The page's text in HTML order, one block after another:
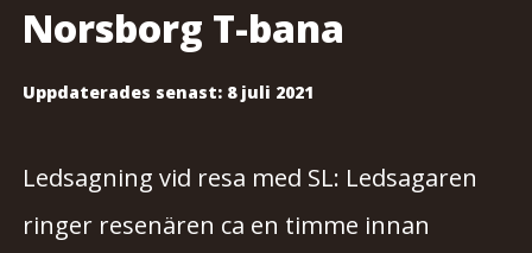
Norsborg T-bana
Uppdaterades senast: 8 juli 2021
Ledsagning vid resa med SL: Ledsagaren
ringer resenären ca en timme innan